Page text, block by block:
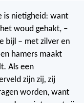
is nietigheid: want
woud gehakt, –
bijl – met zilver en
hamers maakt
Als een
zijn zij, zij
worden, want